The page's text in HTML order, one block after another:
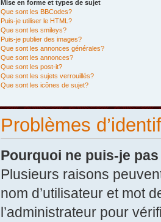
Mise en forme et types de sujet
Que sont les BBCodes?
Puis-je utiliser le HTML?
Que sont les smileys?
Puis-je publier des images?
Que sont les annonces générales?
Que sont les annonces?
Que sont les post-it?
Que sont les sujets verrouillés?
Que sont les icônes de sujet?
Problèmes
Pourquoi ne puis-je
Plusieurs raisons
nom d’utilisateur et mot
l’administrateur pour